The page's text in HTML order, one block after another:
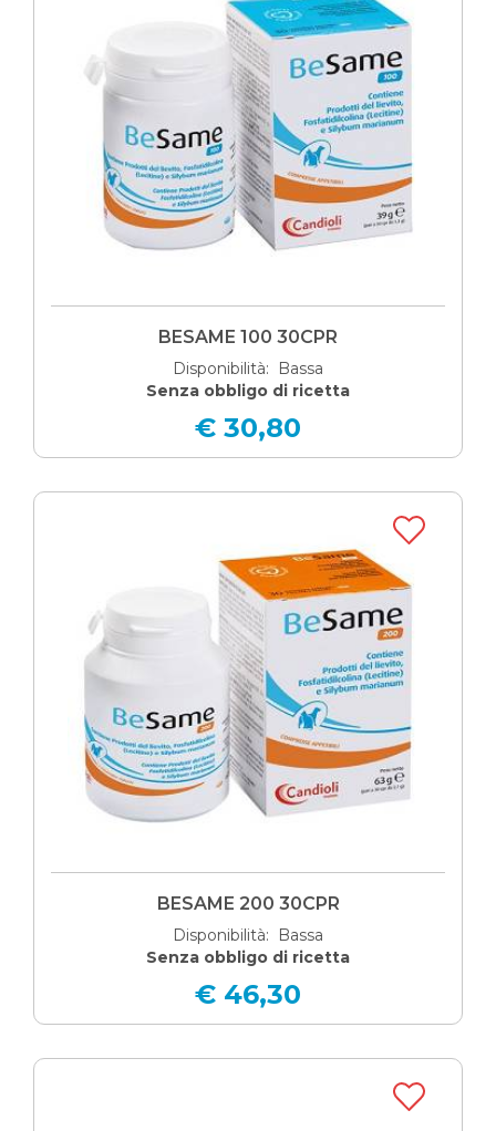
BESAME 100 30CPR
Disponibilità: Bassa
Senza obbligo di ricetta
€ 30,80
BESAME 200 30CPR
Disponibilità: Bassa
Senza obbligo di ricetta
€ 46,30